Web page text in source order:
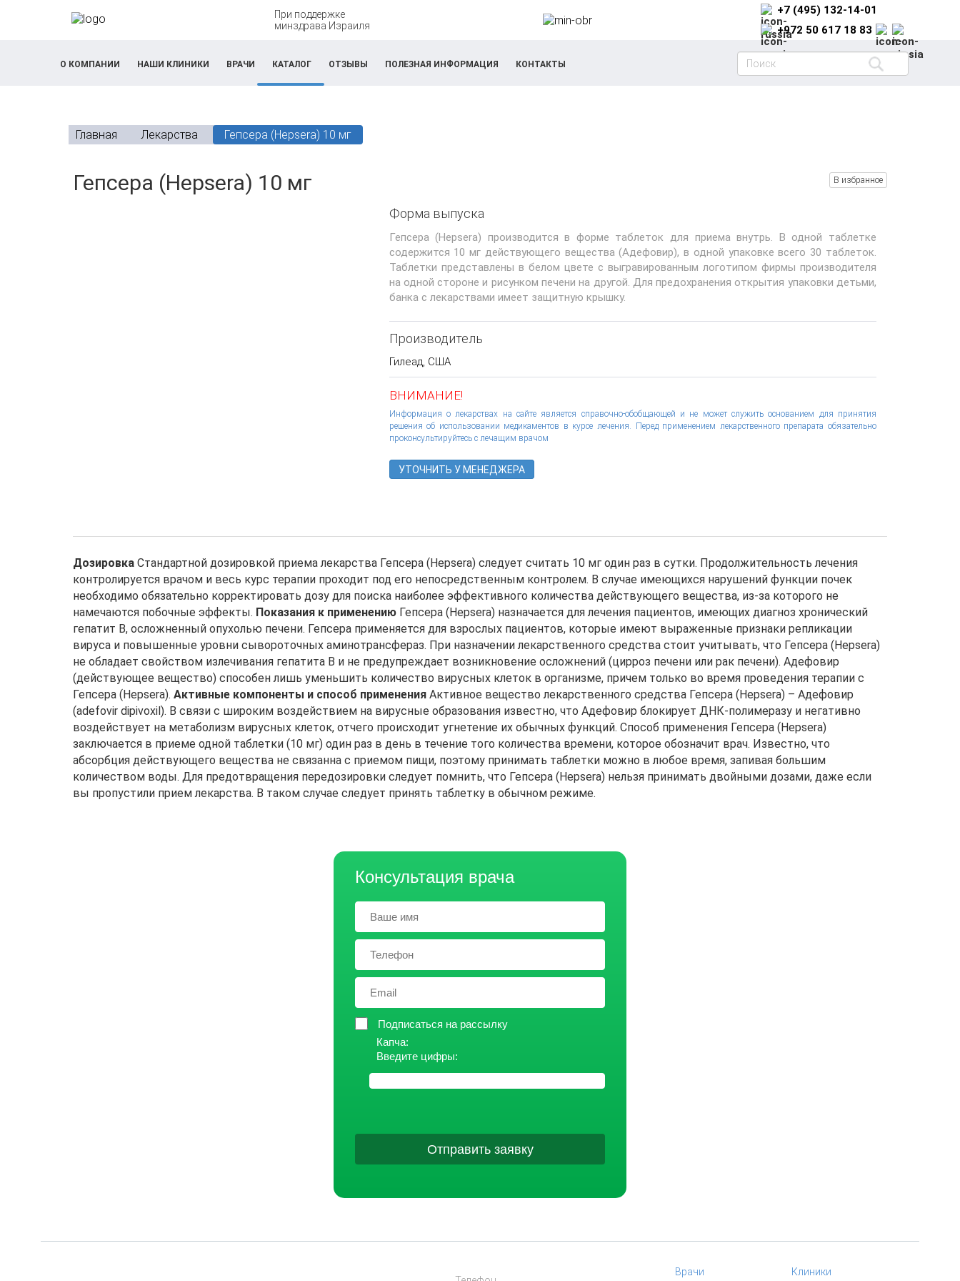
При поддержке
минздрава Израиля
+7 (495) 132-14-01
+972 50 617 18 83
О КОМПАНИИ НАШИ КЛИНИКИ ВРАЧИ КАТАЛОГ ОТЗЫВЫ ПОЛЕЗНАЯ ИНФОРМАЦИЯ КОНТАКТЫ
Главная Лекарства Гепсера (Hepsera) 10 мг
К
с
в
Гепсера (Hepsera) 10 мг В избранное
Форма выпуска
Гепсера (Hepsera) производится в форме таблеток для приема внутрь. В одной таблетке
содержится 10 мг действующего вещества (Адефовир), в одной упаковке всего 30 таблеток.
Таблетки представлены в белом цвете с выгравированным логотипом фирмы производителя
на одной стороне и рисунком печени на другой. Для предохранения открытия упаковки детьми,
банка с лекарствами имеет защитную крышку.
Производитель
Гилеад, США
ВНИМАНИЕ!
Информация о лекарствах на сайте является справочно-обобщающей и не может служить основанием для принятия
решения об использовании медикаментов в курсе лечения. Перед применением лекарственного препарата обязательно
проконсультируйтесь с лечащим врачом
УТОЧНИТЬ У МЕНЕДЖЕРА
Дозировка Стандартной дозировкой приема лекарства Гепсера (Hepsera) следует считать 10 мг один раз в сутки. Продолжительность лечения
контролируется врачом и весь курс терапии проходит под его непосредственным контролем. В случае имеющихся нарушений функции почек
необходимо обязательно корректировать дозу для поиска наиболее эффективного количества действующего вещества, из-за которого не
намечаются побочные эффекты. Показания к применению Гепсера (Hepsera) назначается для лечения пациентов, имеющих диагноз хронический
гепатит В, осложненный опухолью печени. Гепсера применяется для взрослых пациентов, которые имеют выраженные признаки репликации
вируса и повышенные уровни сывороточных аминотрансфераз. При назначении лекарственного средства стоит учитывать, что Гепсера (Hepsera)
не обладает свойством излечивания гепатита В и не предупреждает возникновение осложнений (цирроз печени или рак печени). Адефовир
(действующее вещество) способен лишь уменьшить количество вирусных клеток в организме, причем только во время проведения терапии с
Гепсера (Hepsera). Активные компоненты и способ применения Активное вещество лекарственного средства Гепсера (Hepsera) – Адефовир
(adefovir dipivoxil). В связи с широким воздействием на вирусные образования известно, что Адефовир блокирует ДНК-полимеразу и негативно
воздействует на метаболизм вирусных клеток, отчего происходит угнетение их обычных функций. Способ применения Гепсера (Hepsera)
заключается в приеме одной таблетки (10 мг) один раз в день в течение того количества времени, которое обозначит врач. Известно, что
абсорбция действующего вещества не связанна с приемом пищи, поэтому принимать таблетки можно в любое время, запивая большим
количеством воды. Для предотвращения передозировки следует помнить, что Гепсера (Hepsera) нельзя принимать двойными дозами, даже если
вы пропустили прием лекарства. В таком случае следует принять таблетку в обычном режиме.
Консультация врача
Подписаться на рассылку
Капча:
Введите цифры:
Отправить заявку
Врачи Клиники